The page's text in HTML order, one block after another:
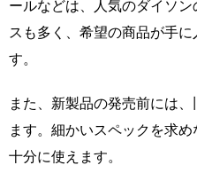
ールなどは、人気のダイソ
スも多く、希望の商品が手
す。
また、新製品の発売前には
ます。細かいスペックを求
十分に使えます。